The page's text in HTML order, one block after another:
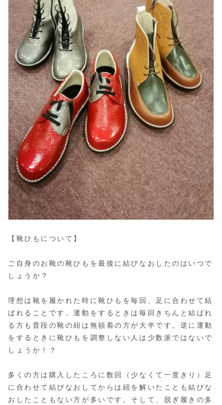
【靴ひもについて】
ご自身のお靴の靴ひもを最後に結びなおしたのはいつで
しょうか？
理想は靴を履かれた時に靴ひもを毎回、足に合わせて結
ばれることです。運動をするときは毎回きちんと結ばれ
る方も普段の靴の紐は無頓着の方が大半です。逆に運動
をするときに靴ひもを調整しない人は少数派ではないで
しょうか！？
多くの方は購入したころに数回（少なくて一度きり）足
に合わせて結びなおしてからは紐を解いたことも結びな
おしたこともない方が多いです。そして、脱ぎ履きの多